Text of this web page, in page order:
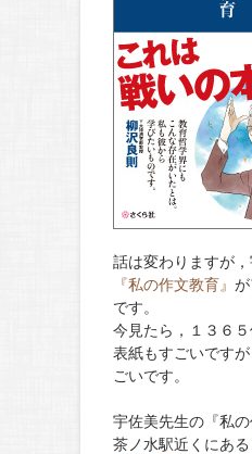
話は変わりますが
『私の作文教育』
です。
今見たら，１３６５
表紙もすごいです
ごいです。
宇佐美先生の『私
茶ノ水駅近くにある